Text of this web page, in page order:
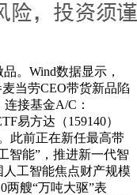
。Wind数据显示，
当劳CEO带货新品陷
接基金A/C：
易方达（159140）
此前正在新任最高带
智能”，推进新一代智
工智能焦点财产规模
两艘“万吨大驱”表